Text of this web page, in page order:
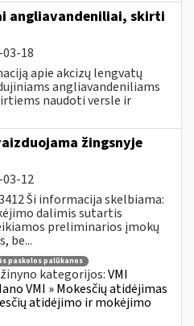
angliavandeniliai, skirti
18
apie akcizų lengvatų
angliavandeniliams
naudoti versle ir
žingsnyje
03-12
Ši informacija skelbiama:
dalimis sutartis
preliminarios įmokų
be...
paskolos palūkanos
kategorijos:VMI
VMI » Mokesčių atidėjimas
atidėjimo ir mokėjimo